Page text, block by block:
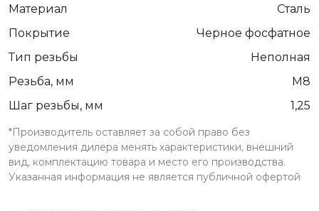
Материал
Сталь
Покрытие
Черное фосфатное
Тип резьбы
Неполная
Резьба, мм
М8
Шаг резьбы, мм
1,25
*Производитель оставляет за собой право без
уведомления дилера менять характеристики, внешний
вид, комплектацию товара и место его производства.
Указанная информация не является публичной офертой